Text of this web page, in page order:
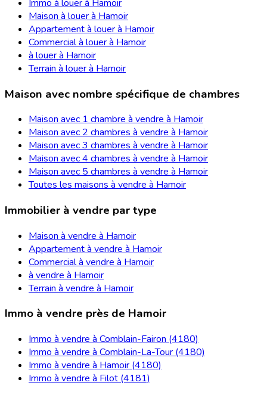
Immo à louer à Hamoir
Maison à louer à Hamoir
Appartement à louer à Hamoir
Commercial à louer à Hamoir
à louer à Hamoir
Terrain à louer à Hamoir
Maison avec nombre spécifique de chambres
Maison avec 1 chambre à vendre à Hamoir
Maison avec 2 chambres à vendre à Hamoir
Maison avec 3 chambres à vendre à Hamoir
Maison avec 4 chambres à vendre à Hamoir
Maison avec 5 chambres à vendre à Hamoir
Toutes les maisons à vendre à Hamoir
Immobilier à vendre par type
Maison à vendre à Hamoir
Appartement à vendre à Hamoir
Commercial à vendre à Hamoir
à vendre à Hamoir
Terrain à vendre à Hamoir
Immo à vendre près de Hamoir
Immo à vendre à Comblain-Fairon (4180)
Immo à vendre à Comblain-La-Tour (4180)
Immo à vendre à Hamoir (4180)
Immo à vendre à Filot (4181)